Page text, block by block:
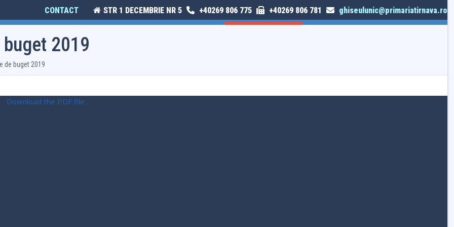
CONTACT STR 1 DECEMBRIE NR 5 +40269 806 775 +40269 806 781 ghiseulunic@primariatirnava.ro
2019
de buget 2019
Download the PDF file .